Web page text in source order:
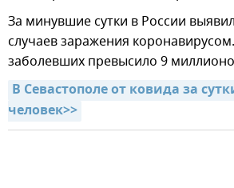
За минувшие сутки в России
случаев заражения
заболевших превысило 9
В Севастополе от ковида за
человек>>